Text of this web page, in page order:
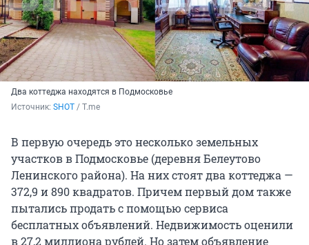
Два коттеджа находятся в Подмосковье
Источник: SHOT / T.me
В первую очередь это несколько земельных
участков в Подмосковье (деревня Белеутово
Ленинского района). На них стоят два коттеджа —
372,9 и 890 квадратов. Причем первый дом также
пытались продать с помощью сервиса
бесплатных объявлений. Недвижимость оценили
в 27,2 миллиона рублей. Но затем объявление